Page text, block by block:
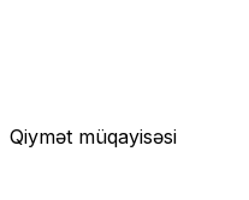
Qiymət müqayisəsi